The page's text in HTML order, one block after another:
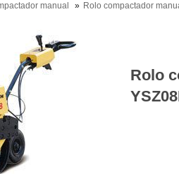
manual Rolo compactador
Rolo